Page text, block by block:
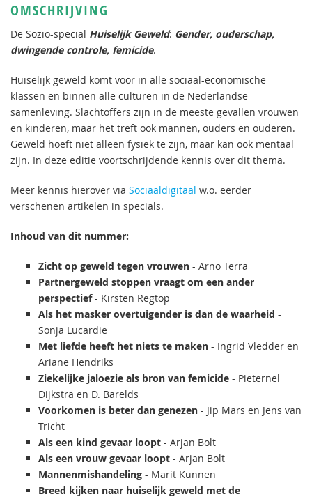
OMSCHRIJVING
De Sozio-special Huiselijk Geweld: Gender, ouderschap,
dwingende controle, femicide.
Huiselijk geweld komt voor in alle sociaal-economische
klassen en binnen alle culturen in de Nederlandse
samenleving. Slachtoffers zijn in de meeste gevallen vrouwen
en kinderen, maar het treft ook mannen, ouders en ouderen.
Geweld hoeft niet alleen fysiek te zijn, maar kan ook mentaal
zijn. In deze editie voortschrijdende kennis over dit thema.
Meer kennis hierover via Sociaaldigitaal w.o. eerder
verschenen artikelen in specials.
Inhoud van dit nummer:
Zicht op geweld tegen vrouwen - Arno Terra
Partnergeweld stoppen vraagt om een ander
perspectief- Kirsten Regtop
Als het masker overtuigender is dan de waarheid -
Sonja Lucardie
Met liefde heeft het niets te maken - Ingrid Vledder en
Ariane Hendriks
Ziekelijke jaloezie als bron van femicide - Pieternel
Dijkstra en D. Barelds
Voorkomen is beter dan genezen - Jip Mars en Jens van
Tricht
Als een kind gevaar loopt - Arjan Bolt
Als een vrouw gevaar loopt - Arjan Bolt
Mannenmishandeling - Marit Kunnen
Breed kijken naar huiselijk geweld met de